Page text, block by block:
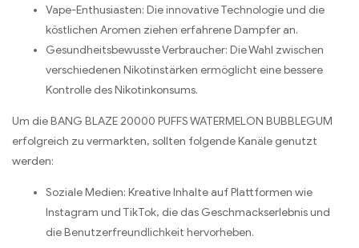
Vape-Enthusiasten: Die innovative Technologie und die
köstlichen Aromen ziehen erfahrene Dampfer an.
Gesundheitsbewusste Verbraucher: Die Wahl zwischen
verschiedenen Nikotinstärken ermöglicht eine bessere
Kontrolle des Nikotinkonsums.
Um die BANG BLAZE 20000 PUFFS WATERMELON BUBBLEGUM
erfolgreich zu vermarkten, sollten folgende Kanäle genutzt
werden:
Soziale Medien: Kreative Inhalte auf Plattformen wie
Instagram und TikTok, die das Geschmackserlebnis und
die Benutzerfreundlichkeit hervorheben.